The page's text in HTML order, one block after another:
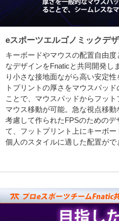
eスポーツエルゴノミックデ
キーボードやマウスの配置自由
なデザインをFnaticと共同開発し
り小さな接地面ながら高い安定
トプリントの厚さをマウスパッ
ことで、マウスパッドからフッ
マウス移動が可能。急な視点移
考慮して作られたFPSのためのデ
て、フットプリント上にキーボー
個人のスタイルに適した配置がで